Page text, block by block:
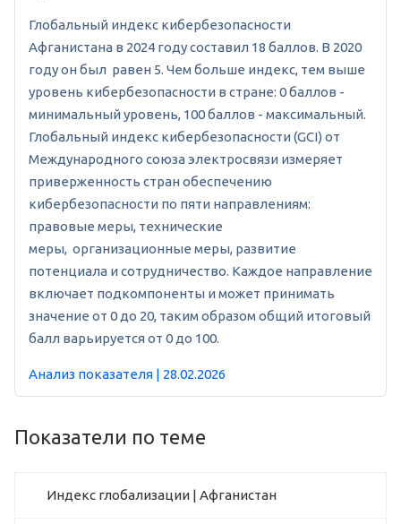
Глобальный индекс кибербезопасности
Афганистана в 2024 году составил 18 баллов. В 2020
году он был равен 5. Чем больше индекс, тем выше
уровень кибербезопасности в стране: 0 баллов -
минимальный уровень, 100 баллов - максимальный.
Глобальный индекс кибербезопасности (GCI) от
Международного союза электросвязи измеряет
приверженность стран обеспечению
кибербезопасности по пяти направлениям:
правовые меры, технические
меры, организационные меры, развитие
потенциала и сотрудничество. Каждое направление
включает подкомпоненты и может принимать
значение от 0 до 20, таким образом общий итоговый
балл варьируется от 0 до 100.
Анализ показателя | 28.02.2026
Показатели по теме
Индекс глобализации | Афганистан